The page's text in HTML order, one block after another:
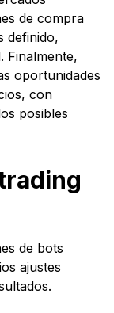
de compra
definido,
Finalmente,
oportunidades
con
posibles
de bots
ajustes